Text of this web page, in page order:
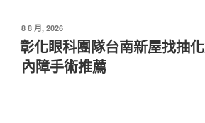
發
佈
於
8 8 月, 2026
彰化眼科團隊台南新屋找抽
內障手術推薦